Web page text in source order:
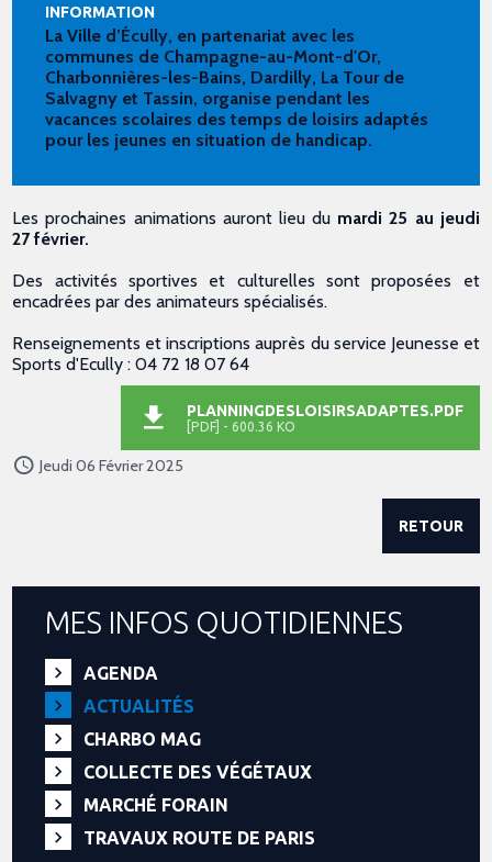
INFORMATION
La Ville d’Écully, en partenariat avec les
communes de Champagne-au-Mont-d'Or,
Charbonnières-les-Bains, Dardilly, La Tour de
Salvagny et Tassin, organise pendant les
vacances scolaires des temps de loisirs adaptés
pour les jeunes en situation de handicap.
Les prochaines animations auront lieu du mardi 25 au jeudi
27 février.
Des activités sportives et culturelles sont proposées et
encadrées par des animateurs spécialisés.
Renseignements et inscriptions auprès du service Jeunesse et
Sports d'Ecully : 04 72 18 07 64
PLANNINGDESLOISIRSADAPTES.PDF
[PDF] - 600.36 KO
Jeudi 06 Février 2025
RETOUR
MES INFOS QUOTIDIENNES
AGENDA
ACTUALITÉS
CHARBO MAG
COLLECTE DES VÉGÉTAUX
MARCHÉ FORAIN
TRAVAUX ROUTE DE PARIS